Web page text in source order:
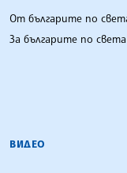
От българите по
За българите по света
ВИДЕО